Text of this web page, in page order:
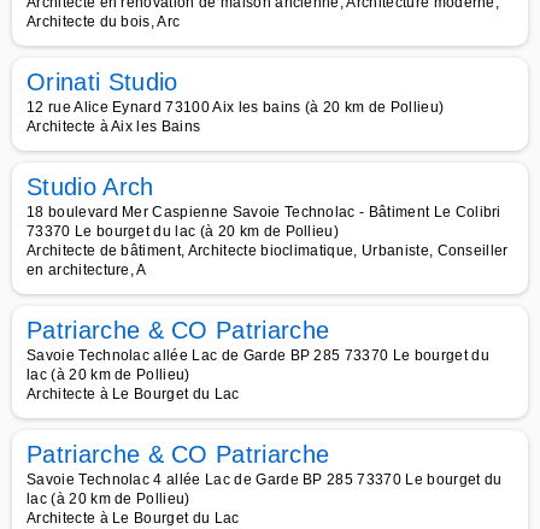
Architecte du bois, Arc
Orinati Studio
12 rue Alice Eynard 73100 Aix les bains (à 20 km de Pollieu)
Architecte à Aix les Bains
Studio Arch
18 boulevard Mer Caspienne Savoie Technolac - Bâtiment Le Colibri
73370 Le bourget du lac (à 20 km de Pollieu)
Architecte de bâtiment, Architecte bioclimatique, Urbaniste, Conseiller
en architecture, A
Patriarche & CO Patriarche
Savoie Technolac allée Lac de Garde BP 285 73370 Le bourget du
lac (à 20 km de Pollieu)
Architecte à Le Bourget du Lac
Patriarche & CO Patriarche
Savoie Technolac 4 allée Lac de Garde BP 285 73370 Le bourget du
lac (à 20 km de Pollieu)
Architecte à Le Bourget du Lac